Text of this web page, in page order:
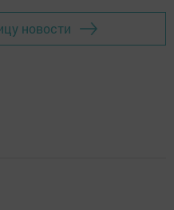
новости